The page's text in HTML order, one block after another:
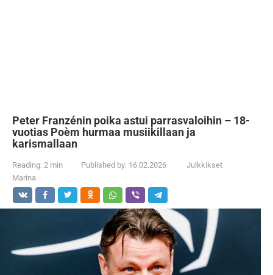
Peter Franzénin poika astui parrasvaloihin – 18-
vuotias Poèm hurmaa musiikillaan ja
karismallaan
Reading: 2 min Published by: 16.02.2026
Julkkikset
Marina